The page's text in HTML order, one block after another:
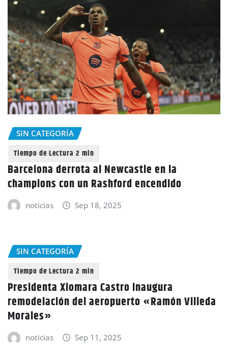
SIN CATEGORÍA
Barcelona derrota al Newcastle en la
champions con un Rashford encendido
noticias Sep 18, 2025
SIN CATEGORÍA
Presidenta Xiomara Castro inaugura
remodelación del aeropuerto «Ramón Villeda
Morales»
noticias Sep 11, 2025